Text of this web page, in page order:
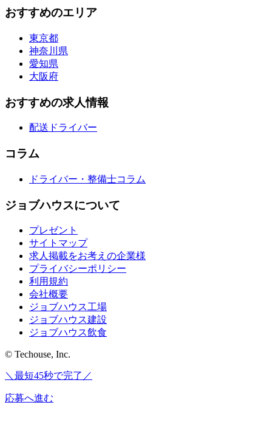
おすすめのエリア
東京都
神奈川県
愛知県
大阪府
おすすめの求人情報
配送ドライバー
コラム
ドライバー・整備士コラム
ジョブハウスについて
プレゼント
サイトマップ
求人掲載をお考えの企業様
プライバシーポリシー
利用規約
会社概要
ジョブハウス工場
ジョブハウス建設
ジョブハウス飲食
© Techouse, Inc.
＼最短45秒で完了／
応募へ進む